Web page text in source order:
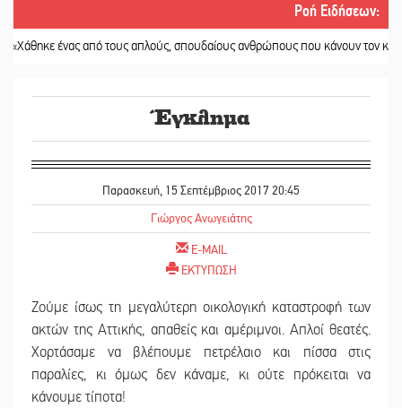
Ροή Ειδήσεων:
ένας από τους απλούς, σπουδαίους ανθρώπους που κάνουν τον κόσμο λίγο
Έγκλημα
Παρασκευή, 15 Σεπτέμβριος 2017 20:45
Γιώργος Ανωγειάτης
E-MAIL
ΕΚΤΥΠΩΣΗ
Ζούμε ίσως τη μεγαλύτερη οικολογική καταστροφή των
ακτών της Αττικής, απαθείς και αμέριμνοι. Απλοί θεατές.
Χορτάσαμε να βλέπουμε πετρέλαιο και πίσσα στις
παραλίες, κι όμως δεν κάναμε, κι ούτε πρόκειται να
κάνουμε τίποτα!